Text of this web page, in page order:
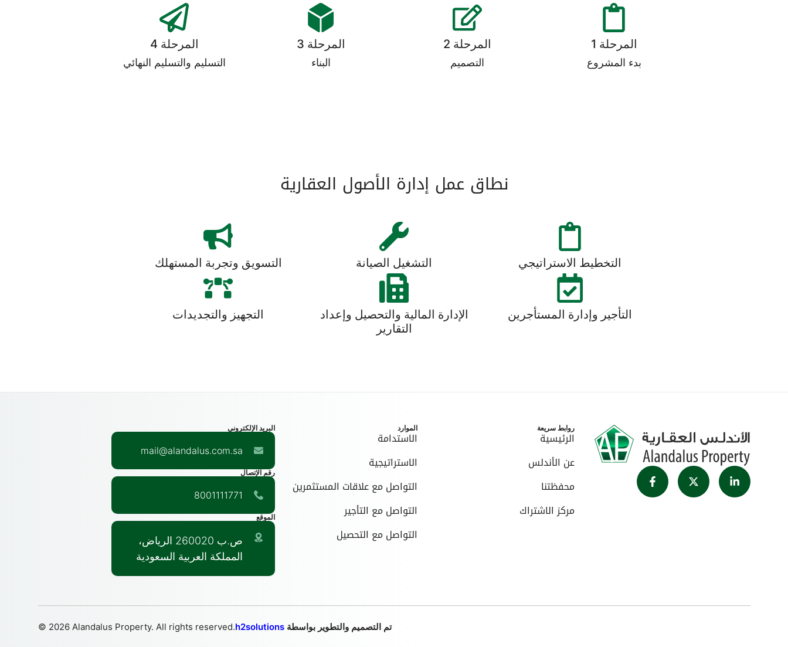
المرحلة 1
بدء المشروع
المرحلة 2
التصميم
المرحلة 3
البناء
المرحلة 4
التسليم والتسليم النهائي
نطاق عمل إدارة الأصول العقارية
التخطيط الاستراتيجي التشغيل الصيانة التسويق وتجربة المستهلك
التأجير وإدارة المستأجرين
الإدارة المالية والتحصيل وإعداد
التقارير
التجهيز والتجديدات
روابط سريعة
الرئيسية
عن الأندلس
محفظتنا
مركز الاشتراك
الموارد
الاستدامة
الاستراتيجية
التواصل مع علاقات المستثمرين
التواصل مع التأجير
التواصل مع التحصيل
البريد الإلكتروني
mail@alandalus.com.sa
رقم الإتصال
8001111771
الموقع
ص.ب 260020 الرياض،
المملكة العربية السعودية
© 2026 Alandalus Property. All rights reserved. تم التصميم والتطوير بواسطةh2solutions